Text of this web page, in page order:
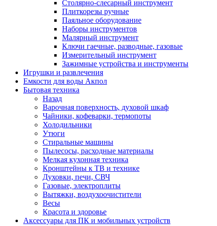
Столярно-слесарный инструмент
Плиткорезы ручные
Паяльное оборудование
Наборы инструментов
Малярный инструмент
Ключи гаечные, разводные, газовые
Измерительный инструмент
Зажимные устройства и инструменты
Игрушки и развлечения
Емкости для воды Акпол
Бытовая техника
Назад
Варочная поверхность, духовой шкаф
Чайники, кофеварки, термопоты
Холодильники
Утюги
Стиральные машины
Пылесосы, расходные материалы
Мелкая кухонная техника
Кронштейны к ТВ и технике
Духовки, печи, СВЧ
Газовые, электроплиты
Вытяжки, воздухоочистители
Весы
Красота и здоровье
Аксессуары для ПК и мобильных устройств